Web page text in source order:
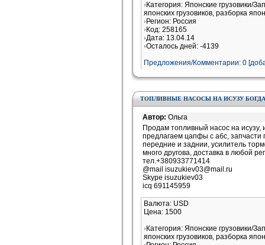
Категория: Японские грузовики/
японских грузовиков, разборка
Регион: Россия
Код: 258165
Дата: 13.04.14
Осталось дней: -4139
Предложения/Комментарии: 0
ТОПЛИВНЫЕ НАСОСЫ НА ИСУЗУ
Автор: Ольга
Продам топливный насос на исузу,
предлагаем цапфы с абс, запчасти
передние и заднии, усилитель
много другова, доставка в любой
тел.+380933771414
@mail isuzukiev03@mail.ru
Skype isuzukiev03
icq 691145959
Валюта: USD
Цена: 1500
Категория: Японские грузовики/
японских грузовиков, разборка